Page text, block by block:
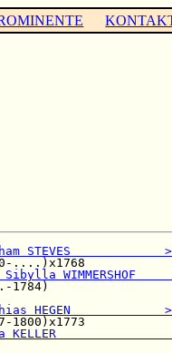
STEVES             >
| (1740-....)x1768
Sibylla WIMMERSHOF
(....-1784)
HEGEN             >
| (1747-1800)x1773
KELLER
1848)x1800